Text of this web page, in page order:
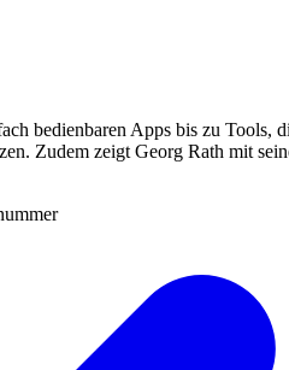
bedienbaren Apps bis zu
Zudem zeigt Georg Rath mit